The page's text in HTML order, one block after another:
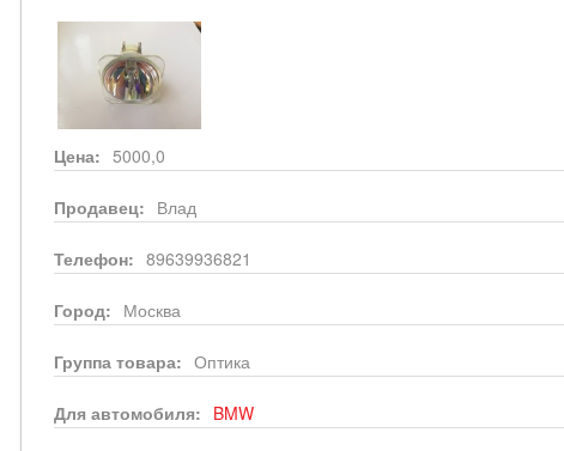
Цена: 5000,0
Продавец: Влад
Телефон: 89639936821
Город: Москва
Группа товара: Оптика
Для автомобиля: BMW